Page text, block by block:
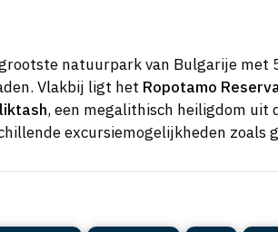
natuurpark van Bulgarije met
Vlakbij ligt het Ropotamo
, een megalithisch heiligdom uit
excursiemogelijkheden